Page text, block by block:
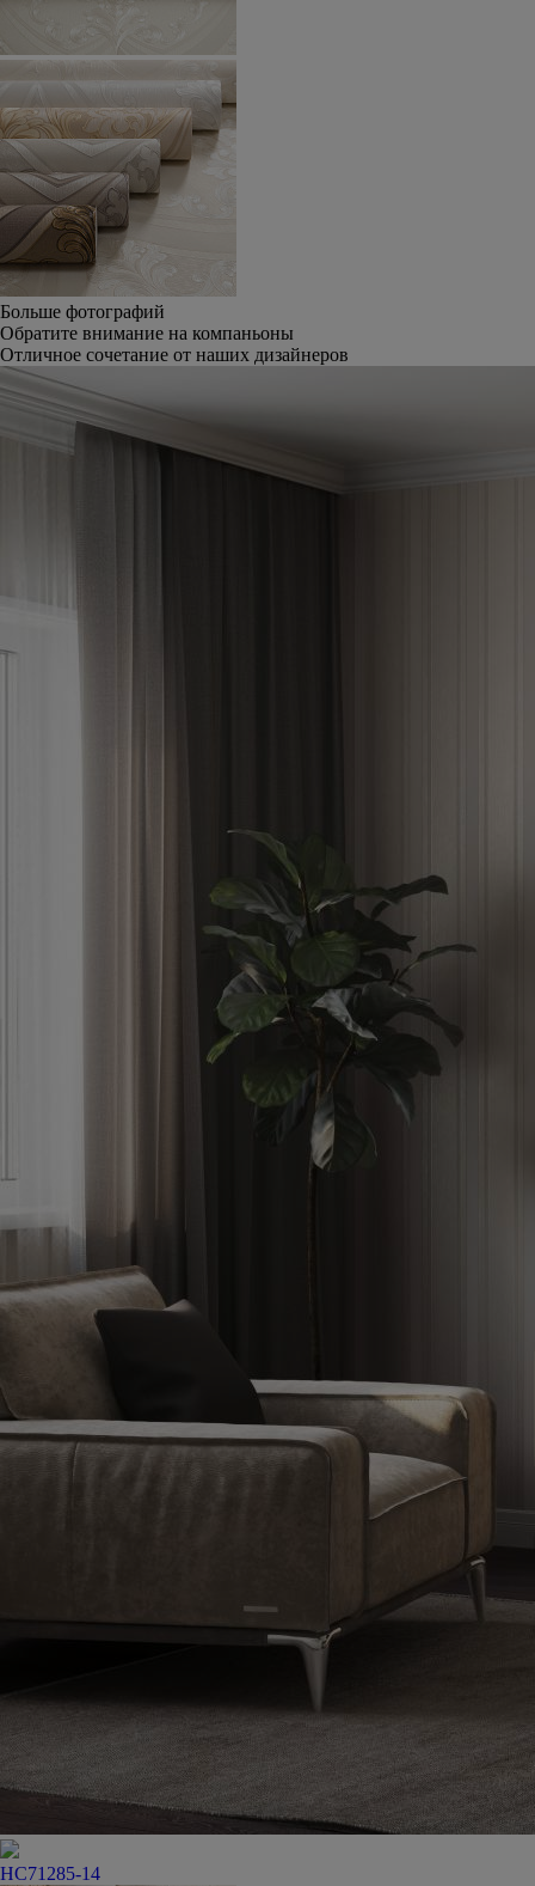
Больше фотографий
Обратите внимание на компаньоны
Отличное сочетание от наших дизайнеров
HC71285-14